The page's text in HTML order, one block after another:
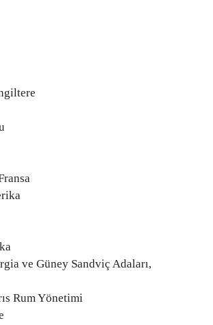
ve Güney Sandviç Adaları,
Rum Yönetimi